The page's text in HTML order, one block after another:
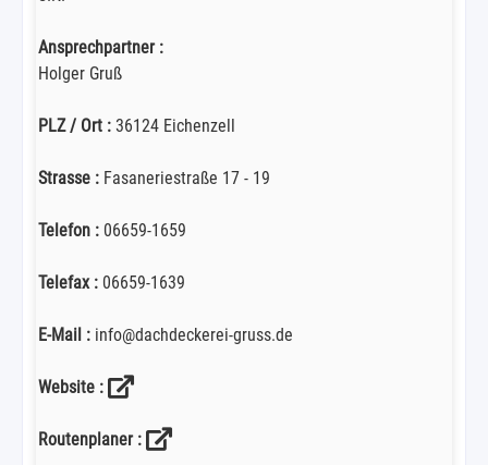
Ansprechpartner :
Holger Gruß
PLZ / Ort :36124 Eichenzell
Strasse :Fasaneriestraße 17 - 19
Telefon :06659-1659
Telefax :06659-1639
E-Mail :info@dachdeckerei-gruss.de
Website :
Routenplaner :